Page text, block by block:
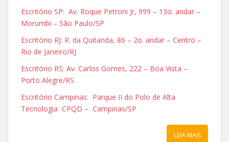
Escritório SP: Av. Roque Petroni Jr, 999 – 13o. andar –
Morumbi – São Paulo/SP
Escritório RJ: R. da Quitanda, 86 – 2o. andar – Centro –
Rio de Janeiro/RJ
Escritório RS: Av. Carlos Gomes, 222 – Boa Vista –
Porto Alegre/RS
Escritório Campinas: Parque II do Polo de Alta
Tecnologia CPQD – Campinas/SP
LEIA MAIS